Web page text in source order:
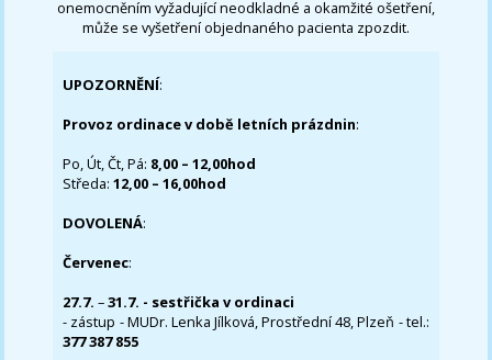
onemocněním vyžadující neodkladné a okamžité ošetření,
může se vyšetření objednaného pacienta zpozdit.
UPOZORNĚNÍ:
Provoz ordinace v době letních prázdnin:
Po, Út, Čt, Pá: 8,00 – 12,00hod
Středa:12,00 – 16,00hod
DOVOLENÁ:
Červenec:
27.7.–31.7. - sestřička v ordinaci
- zástup - MUDr. Lenka Jílková, Prostřední 48, Plzeň - tel.:
377 387 855